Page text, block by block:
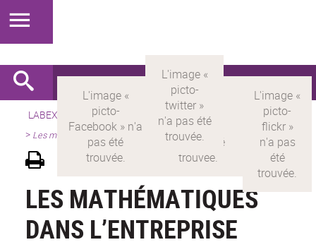
LABEX > LABEX MILYON Version française
Présentation
> Les mathématiques dans l’entreprise
LES MATHÉMATIQUES
DANS L’ENTREPRISE